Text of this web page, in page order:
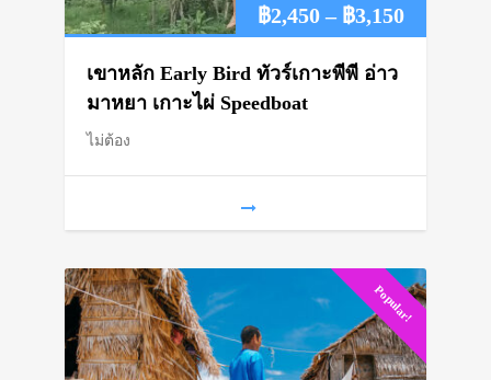
฿2,450 – ฿3,150Price
เขาหลัก Early Bird ทัวร์เกาะพีพี อ่าว
มาหยา เกาะไผ่ Speedboat
ไม่ต้อง
Popular!